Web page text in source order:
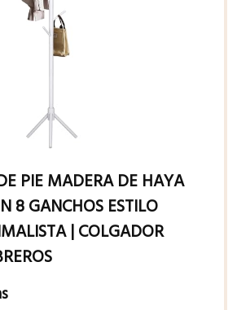
PIE MADERA DE HAYA
8 GANCHOS ESTILO
| COLGADOR